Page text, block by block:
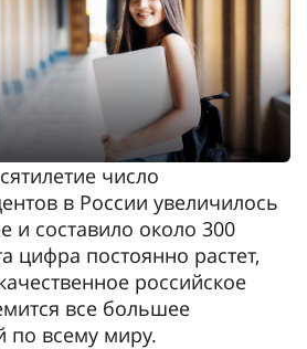
число
в России увеличилось
и составило около 300
цифра постоянно растет,
российское
все большее
по всему миру.